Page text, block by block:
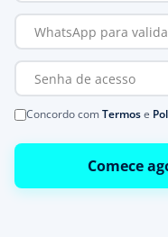
Concordo comTermose
Comece